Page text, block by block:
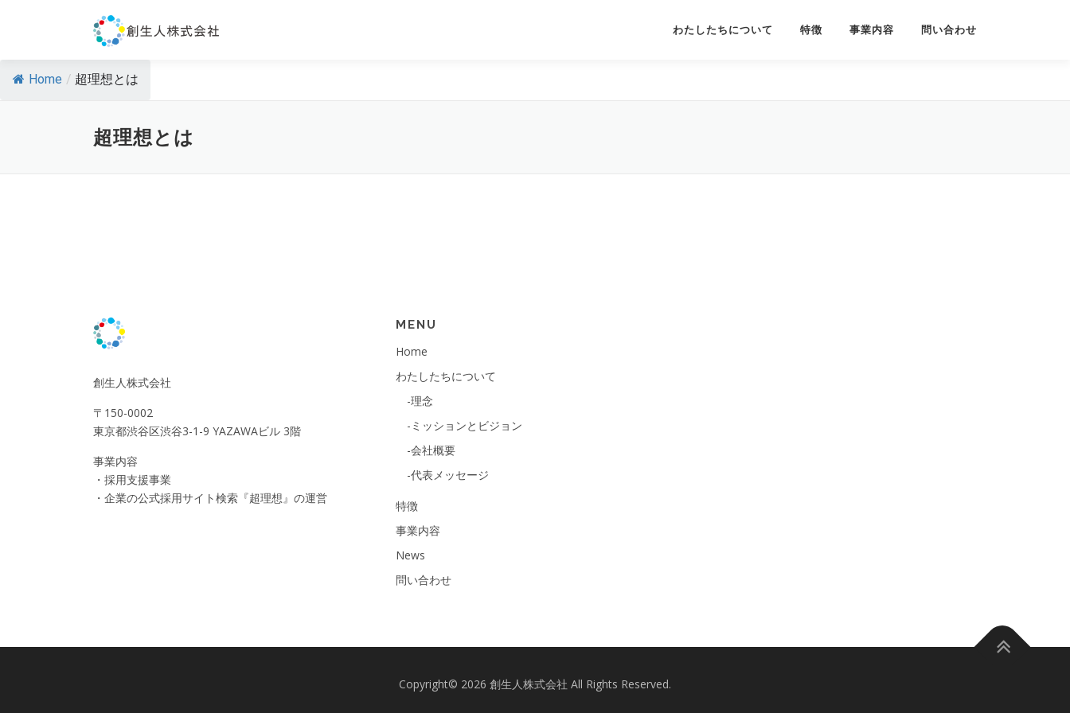
ン
わたしたちについて 特徴 事業内容 問い合わせ
Home / 超理想とは
超理想とは
創生人株式会社
〒150-0002
東京都渋谷区渋谷3-1-9 YAZAWAビル 3階
事業内容
・採用支援事業
・企業の公式採用サイト検索『超理想』の運営
MENU
Home
わたしたちについて
-理念
-ミッションとビジョン
-会社概要
-代表メッセージ
特徴
事業内容
News
問い合わせ
Copyright© 2026 創生人株式会社 All Rights Reserved.